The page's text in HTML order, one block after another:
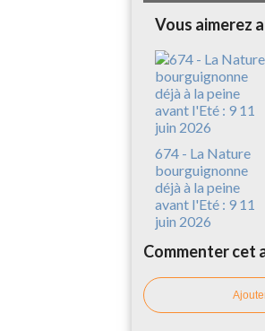
Vous aimerez
674 - La Nature
bourguignonne
déjà à la peine
avant l'Eté : 9 11
juin 2026
Commenter cet